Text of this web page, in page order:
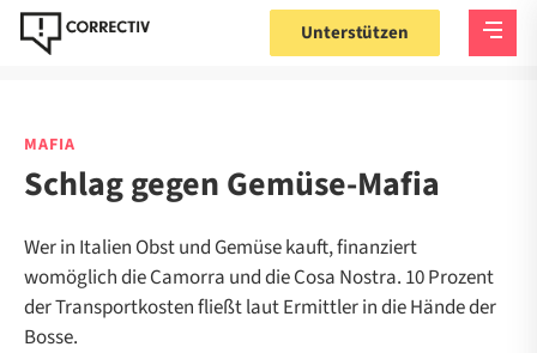
Unterstützen
MAFIA
Schlag gegen Gemüse-Mafia
Wer in Italien Obst und Gemüse kauft, finanziert
womöglich die Camorra und die Cosa Nostra. 10 Prozent
der Transportkosten fließt laut Ermittler in die Hände der
Bosse.